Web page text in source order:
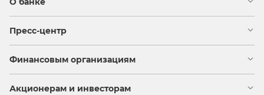
Пресс-центр
Финансовым организациям
Акционерам и инвесторам